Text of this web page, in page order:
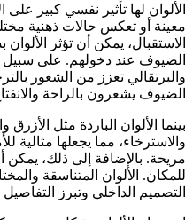
الألوان لها تأثير نفسي كبير
معينة أو تعكس حالات ذهنية
الاستقبال، يمكن أن تؤثر
الضيوف عند دخولهم. على سبيل
والبرتقالي تعزز من الشعور
الضيوف يشعرون بالراحة
بينما الألوان الباردة مثل
والاسترخاء، مما يجعلها مثالية
مريحة. بالإضافة إلى ذلك، يمكن
للمكان. الألوان المتناسقة
التصميم الداخلي وتبرز التفاصيل